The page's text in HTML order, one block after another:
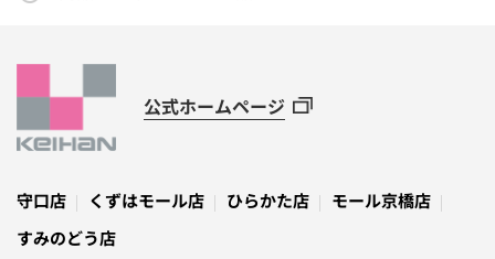
公式ホームページ
守口店 くずはモール店 ひらかた店
モール京橋店
すみのどう店